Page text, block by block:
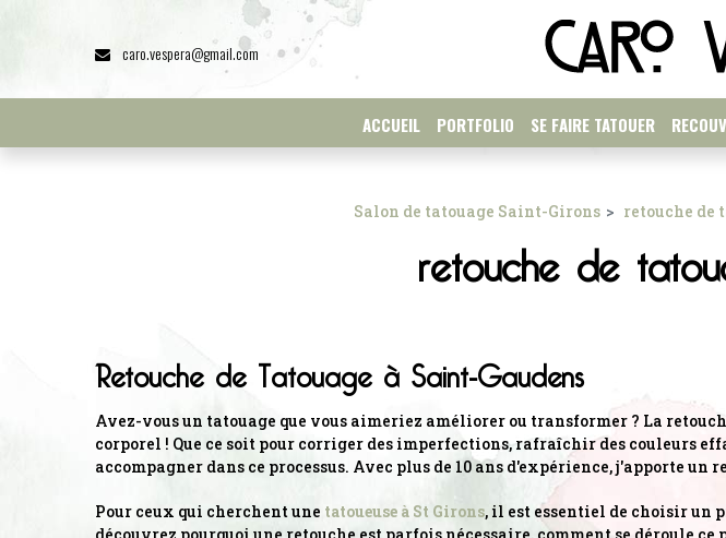
caro.vespera@gmail.com
ACCUEIL PORTFOLIO SE FAIRE TATOUER
Salon de tatouage Saint-Girons retouche de
retouche de
Retouche de Tatouage à Saint-Gaudens
Avez-vous un tatouage que vous aimeriez améliorer ou transformer ? La
corporel ! Que ce soit pour corriger des imperfections, rafraîchir des couleurs
accompagner dans ce processus. Avec plus de 10 ans d'expérience, j'apporte
Pour ceux qui cherchent une tatoueuse à St Girons, il est essentiel de choisir un
Panneau de gestion des cookies